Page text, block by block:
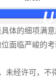
体的细项满
面临严峻的考
未经许可，不